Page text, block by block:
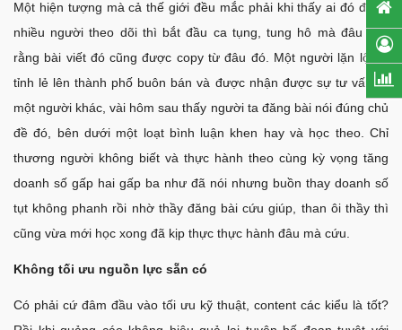
Một hiện tượng mà cả thế giới đều mắc phải khi thấy ai đó được
nhiều người theo dõi thì bắt đầu ca tụng, tung hô mà đâu biết
rằng bài viết đó cũng được copy từ đâu đó. Một người lặn lội từ
tỉnh lẻ lên thành phố buôn bán và được nhận được sự tư vấn từ
một người khác, vài hôm sau thấy người ta đăng bài nói đúng chủ
đề đó, bên dưới một loạt bình luận khen hay và học theo. Chỉ
thương người không biết và thực hành theo cùng kỳ vọng tăng
doanh số gấp hai gấp ba như đã nói nhưng buồn thay doanh số
tụt không phanh rồi nhờ thầy đăng bài cứu giúp, than ôi thầy thì
cũng vừa mới học xong đã kịp thực thực hành đâu mà cứu.
Không tối ưu nguồn lực sẵn có
Có phải cứ đâm đầu vào tối ưu kỹ thuật, content các kiểu là tốt?